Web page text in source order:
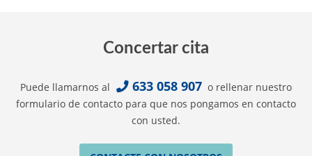
Concertar cita
Puede llamarnos al 633 058 907 o rellenar nuestro
formulario de contacto para que nos pongamos en contacto
con usted.